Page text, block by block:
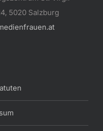
5020 Salzburg